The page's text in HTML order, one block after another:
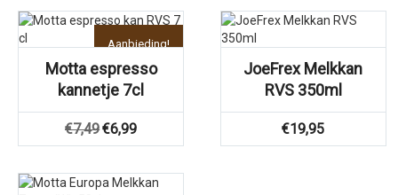
Aanbieding!
Motta espresso
kannetje 7cl
€7,49 Oorspronkelijke
prijs
€6,99Huidige
JoeFrex Melkkan
RVS 350ml
€19,95